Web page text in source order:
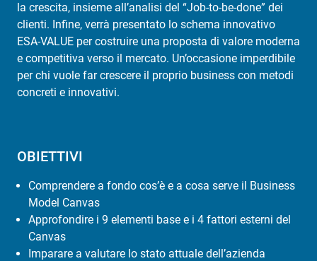
la crescita, insieme all’analisi del “Job-to-be-done” dei
clienti. Infine, verrà presentato lo schema innovativo
ESA-VALUE per costruire una proposta di valore moderna
e competitiva verso il mercato. Un’occasione imperdibile
per chi vuole far crescere il proprio business con metodi
concreti e innovativi.
OBIETTIVI
Comprendere a fondo cos’è e a cosa serve il Business
Model Canvas
Approfondire i 9 elementi base e i 4 fattori esterni del
Canvas
Imparare a valutare lo stato attuale dell’azienda